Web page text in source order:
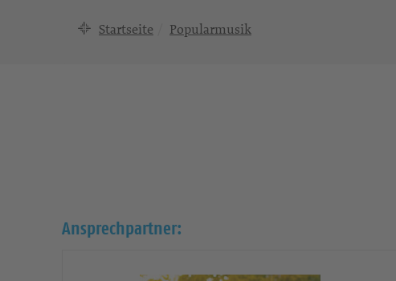
Startseite Popularmusik
Ansprechpartner: